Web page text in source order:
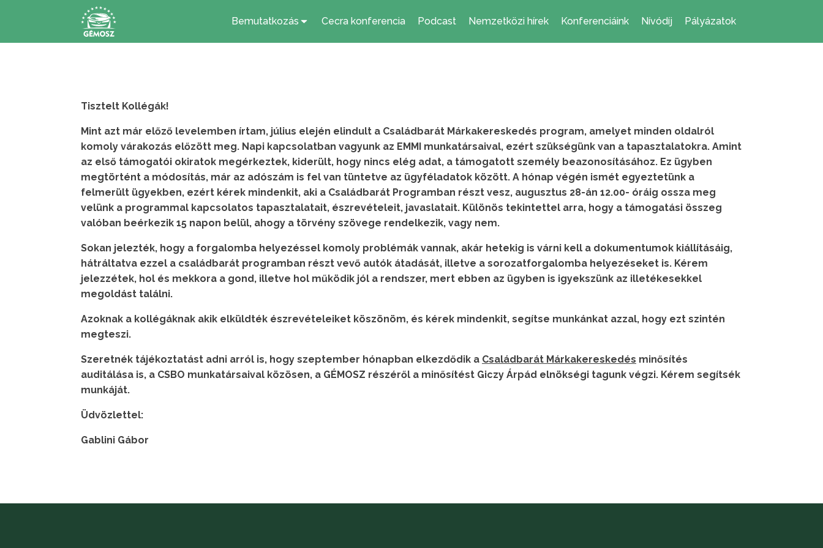
Bemutatkozás Cecra konferencia Podcast Nemzetközi hírek Konferenciáink Nívódíj Pályázatok
Tisztelt Kollégák!
Mint azt már előző levelemben írtam, július elején elindult a Családbarát Márkakereskedés program, amelyet minden oldalról
komoly várakozás előzött meg. Napi kapcsolatban vagyunk az EMMI munkatársaival, ezért szükségünk van a tapasztalatokra. Amint
az első támogatói okiratok megérkeztek, kiderült, hogy nincs elég adat, a támogatott személy beazonosításához. Ez ügyben
megtörtént a módosítás, már az adószám is fel van tüntetve az ügyféladatok között. A hónap végén ismét egyeztetünk a
felmerült ügyekben, ezért kérek mindenkit, aki a Családbarát Programban részt vesz, augusztus 28-án 12.00- óráig ossza meg
velünk a programmal kapcsolatos tapasztalatait, észrevételeit, javaslatait. Különös tekintettel arra, hogy a támogatási összeg
valóban beérkezik 15 napon belül, ahogy a törvény szövege rendelkezik, vagy nem.
Sokan jelezték, hogy a forgalomba helyezéssel komoly problémák vannak, akár hetekig is várni kell a dokumentumok kiállításáig,
hátráltatva ezzel a családbarát programban részt vevő autók átadását, illetve a sorozatforgalomba helyezéseket is. Kérem
jelezzétek, hol és mekkora a gond, illetve hol működik jól a rendszer, mert ebben az ügyben is igyekszünk az illetékesekkel
megoldást találni.
Azoknak a kollégáknak akik elküldték észrevételeiket köszönöm, és kérek mindenkit, segítse munkánkat azzal, hogy ezt szintén
megteszi.
Szeretnék tájékoztatást adni arról is, hogy szeptember hónapban elkezdődik a Családbarát Márkakereskedés minősítés
auditálása is, a CSBO munkatársaival közösen, a GÉMOSZ részéről a minősítést Giczy Árpád elnökségi tagunk végzi. Kérem segítsék
munkáját.
Üdvözlettel:
Gablini Gábor